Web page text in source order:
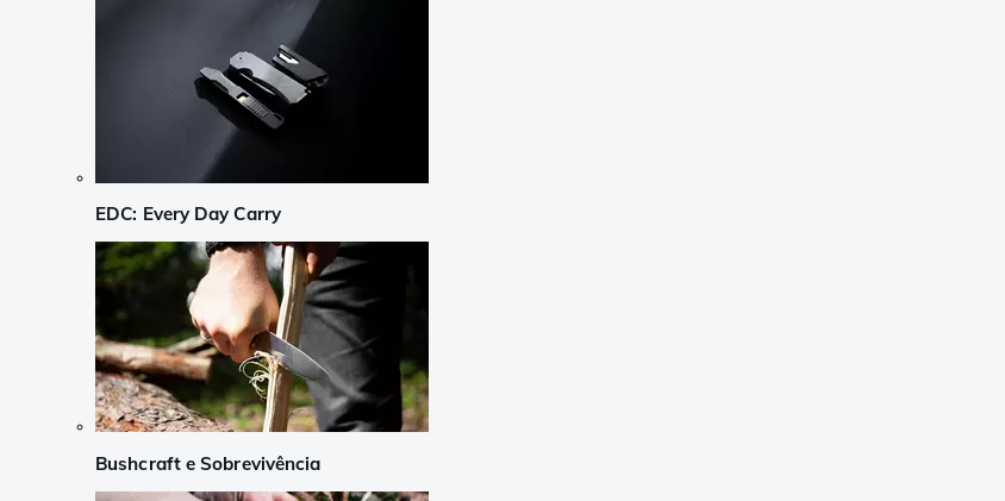
EDC: Every Day Carry
Bushcraft e Sobrevivência